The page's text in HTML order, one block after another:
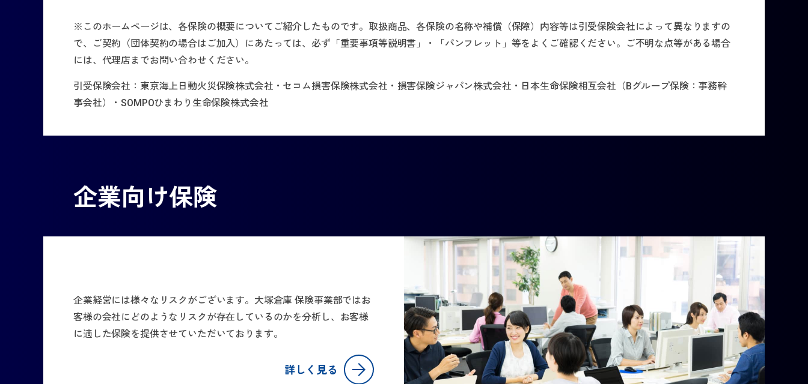
※このホームページは、各保険の概要についてご紹介したものです。取扱商品、各保険の名称や補償（保障）内容等は引受保険会社によって異なりますの
で、ご契約（団体契約の場合はご加入）にあたっては、必ず「重要事項等説明書」・「パンフレット」等をよくご確認ください。ご不明な点等がある場合
には、代理店までお問い合わせください。
引受保険会社：東京海上日動火災保険株式会社・セコム損害保険株式会社・損害保険ジャパン株式会社・日本生命保険相互会社（Bグループ保険：事務幹
事会社）・SOMPOひまわり生命保険株式会社
企業向け保険
企業経営には様々なリスクがございます。大塚倉庫 保険事業部ではお
客様の会社にどのようなリスクが存在しているのかを分析し、お客様
に適した保険を提供させていただいております。
詳しく見る